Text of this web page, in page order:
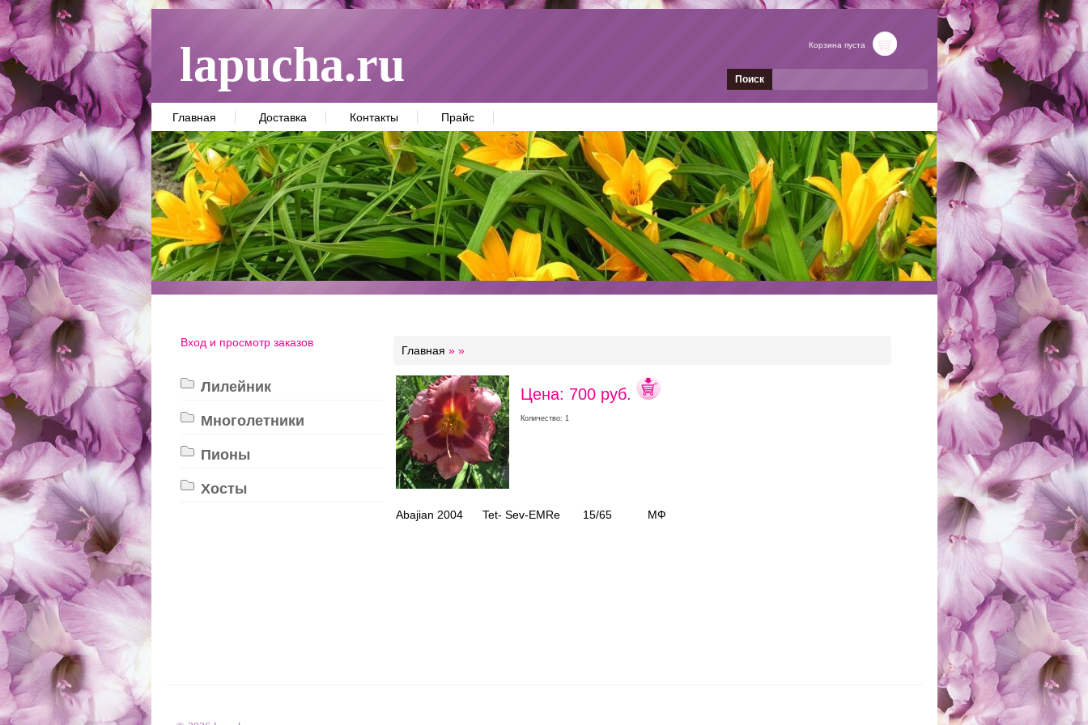
lapucha.ru Корзина пуста
Поиск
Главная Доставка Контакты Прайс
Вход и просмотр заказов
Лилейник
Многолетники
Пионы
Хосты
Главная » »
Цена: 700 руб.
Количество: 1
Abajian 2004 Tet- Sev-EMRe 15/65 МФ